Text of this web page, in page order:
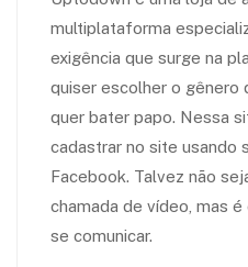
multiplataforma
exigência que surge na
quiser escolher o gênero
quer bater papo. Nessa
cadastrar no site usando
Facebook. Talvez não
chamada de vídeo, mas é
se comunicar.